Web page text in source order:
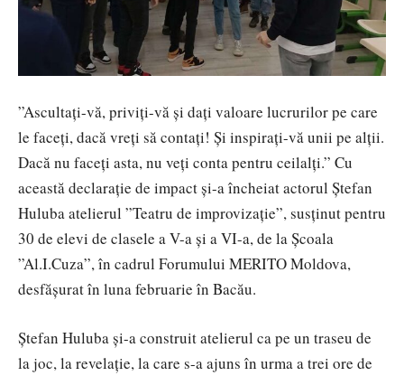
”Ascultați-vă, priviți-vă și dați valoare lucrurilor pe care
le faceți, dacă vreți să contați! Și inspirați-vă unii pe alții.
Dacă nu faceți asta, nu veți conta pentru ceilalți.” Cu
această declarație de impact și-a încheiat actorul Ștefan
Huluba atelierul ”Teatru de improvizație”, susținut pentru
30 de elevi de clasele a V-a și a VI-a, de la Școala
”Al.I.Cuza”, în cadrul Forumului MERITO Moldova,
desfășurat în luna februarie în Bacău.
Ștefan Huluba și-a construit atelierul ca pe un traseu de
la joc, la revelație, la care s-a ajuns în urma a trei ore de